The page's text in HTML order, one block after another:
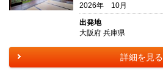
2026年 10月
出発地
大阪府 兵庫県
詳細を見る